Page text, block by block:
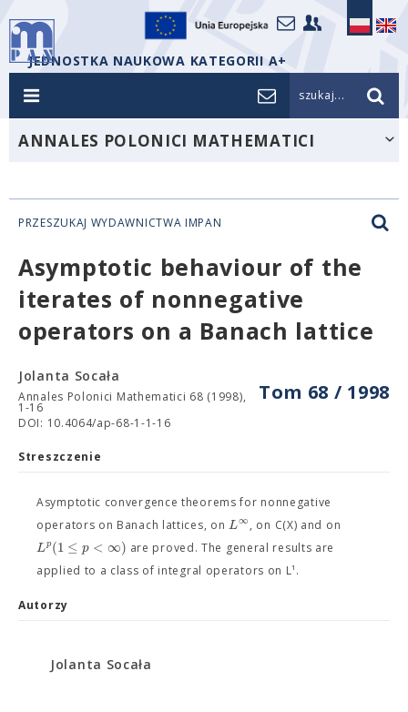
JEDNOSTKA NAUKOWA KATEGORII A+
szukaj...
ANNALES POLONICI MATHEMATICI
PRZESZUKAJ WYDAWNICTWA IMPAN
Asymptotic behaviour of the
iterates of nonnegative
operators on a Banach lattice
Tom 68 / 1998
Jolanta Socała
Annales Polonici Mathematici 68 (1998),
1-16
DOI: 10.4064/ap-68-1-1-16
Streszczenie
Asymptotic convergence theorems for nonnegative
operators on Banach lattices, onL∞, on C(X) and on
Lp(1 ≤ p < ∞) are proved. The general results are
applied to a class of integral operators on L¹.
Autorzy
Jolanta Socała